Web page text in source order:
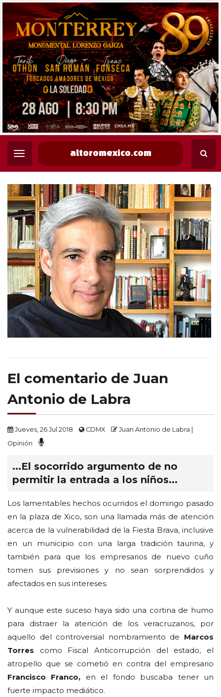
altoromexico.com
El comentario de Juan
Antonio de Labra
Jueves, 26 Jul 2018 CDMX
Juan Antonio de Labra |
Opinión
...El socorrido argumento de no
permitir la entrada a los niños...
Los lamentables hechos ocurridos el domingo pasado
en la plaza de Xico, son una llamada más de atención
acerca de la vulnerabilidad de la Fiesta Brava, inclusive
en un municipio con una larga tradición taurina, y
también para que los empresarios de nuevo cuño
tomen sus previsiones y no sean sorprendidos y
afectados en sus intereses.
Y aunque este suceso haya sido una cortina de humo
para distraer la atención de los veracruzanos, por
aquello del controversial nombramiento de Marcos
Torres como Fiscal Anticorrupción del estado, el
atropello que se cometió en contra del empresario
Francisco Franco, en el fondo buscaba tener un
fuerte impacto mediático.